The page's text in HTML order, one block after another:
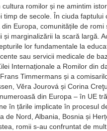
romilor și ne amintim
timp de secole. În ciuda faptului
Europa, comunitățile de romi
și marginalizării la scară largă.
lor fundamentale la
sau servicii medicale de
Internaționale a Romilor din
Timmermans și a
Vĕra Jourová și Corina
din Europa – în UE
în țările implicate în procesul
de Nord, Albania, Bosnia și
romii s-au confruntat de